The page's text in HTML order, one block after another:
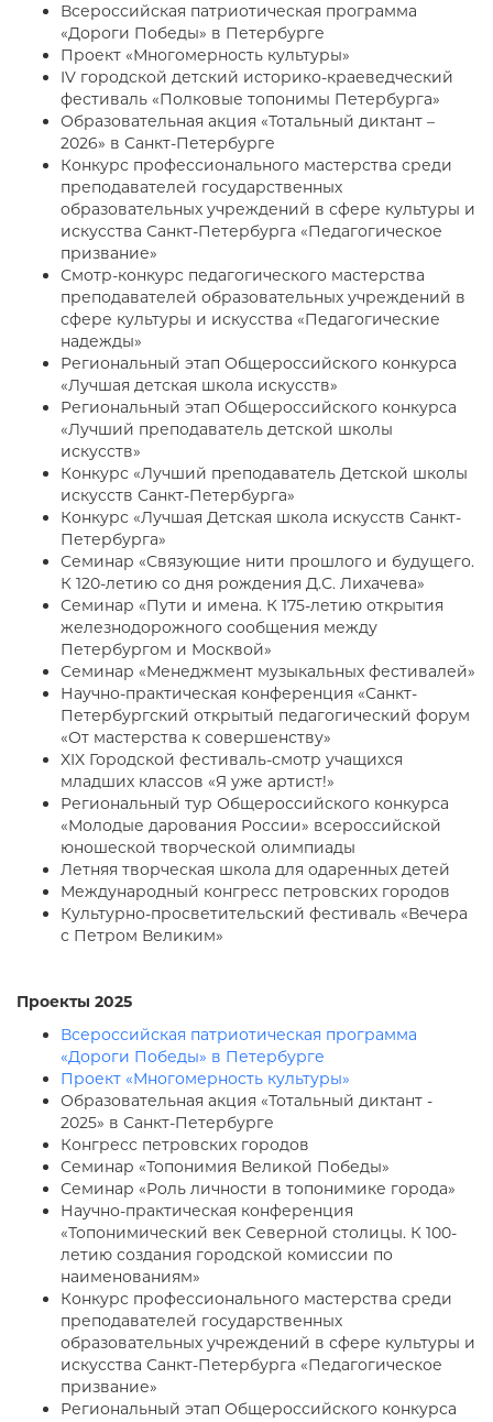
Всероссийская патриотическая программа
«Дороги Победы» в Петербурге
Проект «Многомерность культуры»
IV городской детский историко-краеведческий
фестиваль «Полковые топонимы Петербурга»
Образовательная акция «Тотальный диктант –
2026» в Санкт-Петербурге
Конкурс профессионального мастерства среди
преподавателей государственных
образовательных учреждений в сфере культуры и
искусства Санкт-Петербурга «Педагогическое
призвание»
Смотр-конкурс педагогического мастерства
преподавателей образовательных учреждений в
сфере культуры и искусства «Педагогические
надежды»
Региональный этап Общероссийского конкурса
«Лучшая детская школа искусств»
Региональный этап Общероссийского конкурса
«Лучший преподаватель детской школы
искусств»
Конкурс «Лучший преподаватель Детской школы
искусств Санкт-Петербурга»
Конкурс «Лучшая Детская школа искусств Санкт-
Петербурга»
Семинар «Связующие нити прошлого и будущего.
К 120-летию со дня рождения Д.С. Лихачева»
Семинар «Пути и имена. К 175-летию открытия
железнодорожного сообщения между
Петербургом и Москвой»
Семинар «Менеджмент музыкальных фестивалей»
Научно-практическая конференция «Санкт-
Петербургский открытый педагогический форум
«От мастерства к совершенству»
XIX Городской фестиваль-смотр учащихся
младших классов «Я уже артист!»
Региональный тур Общероссийского конкурса
«Молодые дарования России» всероссийской
юношеской творческой олимпиады
Летняя творческая школа для одаренных детей
Международный конгресс петровских городов
Культурно-просветительский фестиваль «Вечера
с Петром Великим»
Проекты 2025
Всероссийская патриотическая программа
«Дороги Победы» в Петербурге
Проект «Многомерность культуры»
Образовательная акция «Тотальный диктант -
2025» в Санкт-Петербурге
Конгресс петровских городов
Семинар «Топонимия Великой Победы»
Семинар «Роль личности в топонимике города»
Научно-практическая конференция
«Топонимический век Северной столицы. К 100-
летию создания городской комиссии по
наименованиям»
Конкурс профессионального мастерства среди
преподавателей государственных
образовательных учреждений в сфере культуры и
искусства Санкт-Петербурга «Педагогическое
призвание»
Региональный этап Общероссийского конкурса